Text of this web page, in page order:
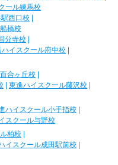
ール練馬校
西口校
橋校
分寺校
ハイスクール府中校
合ヶ丘校
東進ハイスクール藤沢校
ハイスクール小手指校
スクール与野校
柏校
イスクール成田駅前校